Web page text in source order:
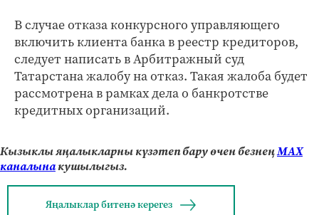
В случае отказа конкурсного управляющего
включить клиента банка в реестр кредиторов,
следует написать в Арбитражный суд
Татарстана жалобу на отказ. Такая жалоба будет
рассмотрена в рамках дела о банкротстве
кредитных организаций.
Кызыклы яңалыкларны күзәтеп бару өчен безнеңМАХ
каналынакушылыгыз.
Яңалыклар битенә керегез